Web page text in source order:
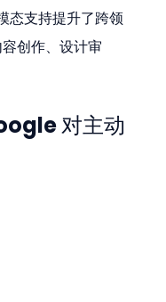
态支持提升了跨领
创作、设计审
对主动